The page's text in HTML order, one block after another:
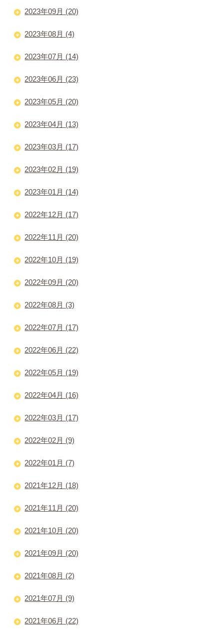
2023年09月 (20)
2023年08月 (4)
2023年07月 (14)
2023年06月 (23)
2023年05月 (20)
2023年04月 (13)
2023年03月 (17)
2023年02月 (19)
2023年01月 (14)
2022年12月 (17)
2022年11月 (20)
2022年10月 (19)
2022年09月 (20)
2022年08月 (3)
2022年07月 (17)
2022年06月 (22)
2022年05月 (19)
2022年04月 (16)
2022年03月 (17)
2022年02月 (9)
2022年01月 (7)
2021年12月 (18)
2021年11月 (20)
2021年10月 (20)
2021年09月 (20)
2021年08月 (2)
2021年07月 (9)
2021年06月 (22)